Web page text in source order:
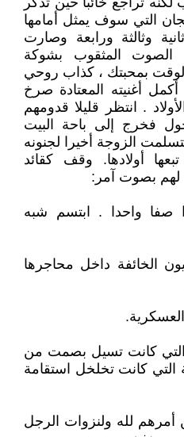
التي سوف يمثل أمامها
وثالثة ورابعة وصارت
الصوت المثقوب بشوكة
بمحبتك ، كذاب روحي
أغنيته المعتادة صرخ
. انتظر قليلا قدومهم
فخرج إلى باحة البيت
الزوجة أخيرا لجنونه
أولادها. وقف كقائد
بصوت آمر:
صفا واحدا . ابتسم شبه
الخائفة داخل محاجرها
التي كانت تسيل بصمت من
التي كانت تخلخل استقامة
أمرهم لله ولنزوات الرجل